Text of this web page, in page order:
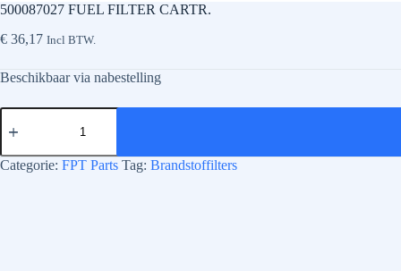
500087027 FUEL FILTER CARTR.
€ 36,17 Incl BTW.
Beschikbaar via nabestelling
500087027
FUEL
CARTR.
aantal
Categorie: FPT Parts Tag: Brandstoffilters